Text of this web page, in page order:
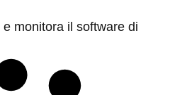
monitora il software di